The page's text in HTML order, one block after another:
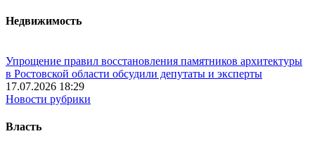
Недвижимость
Упрощение правил восстановления памятников архитектуры
в Ростовской области обсудили депутаты и эксперты
17.07.2026 18:29
Новости рубрики
Власть